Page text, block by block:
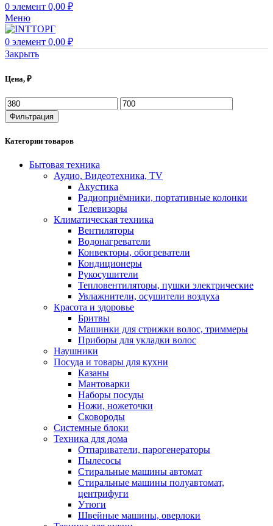
0 элемент 0,00 ₽
Меню
0 элемент 0,00 ₽
Закрыть
Цена, ₽
Фильтрация
Категории товаров
Бытовая техника
Аудио, Видеотехника, TV
Акустика
Радиоприёмники, портативные колонки
Телевизоры
Климатическая техника
Вентиляторы
Водонагреватели
Конвекторы, обогреватели
Кондиционеры
Рукосушители
Тепловентиляторы, пушки электрические
Увлажнители, осушители воздуха
Красота и здоровье
Бритвы
Машинки для стрижки волос, триммеры
Приборы для укладки волос
Наушники
Посуда и товары для кухни
Казаны
Мантоварки
Наборы посуды
Ножи, ножеточки
Сковороды
Системные блоки
Техника для дома
Отпариватели, парогенераторы
Пылесосы
Стиральные машины автомат
Стиральные машины полуавтомат,
центрифуги
Утюги
Швейные машины, оверлоки